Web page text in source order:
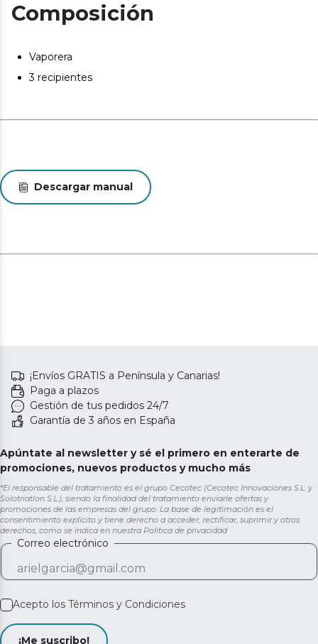
Composición
Vaporera
3 recipientes
Descargar manual
¡Envíos GRATIS a Península y Canarias!
Paga a plazos
Gestión de tus pedidos 24/7
Garantía de 3 años en España
Apúntate al newsletter y sé el primero en enterarte de
promociones, nuevos productos y mucho más
*El responsable del tratamiento es el grupo Cecotec (Cecotec Innovaciones S.L. y
Solotriatlon S.L.), siendo la finalidad del tratamiento enviarle ofertas y
promociones de las empresas del grupo. La base de legitimación es el
consentimiento explícito y tiene derecho a acceder, rectificar, suprimir y otros
derechos, como se indica en nuestra Política de privacidad
Correo electrónico
Acepto los Términos y Condiciones
¡Me suscribo!